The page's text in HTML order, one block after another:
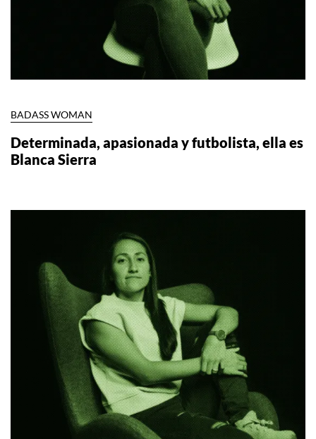
BADASS WOMAN
Determinada, apasionada y futbolista, ella es
Blanca Sierra